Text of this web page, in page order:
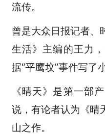
流传。
曾是大众日报记者、
生活》主编的王力
据“平鹰坟”事件写了
《晴天》是第一部
说，有论者认为《晴
山之作。